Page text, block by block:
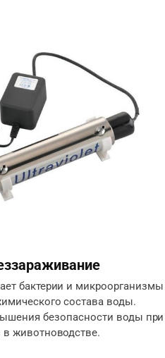
бактерии и микроорганизмы
состава воды.
безопасности воды при
в животноводстве.